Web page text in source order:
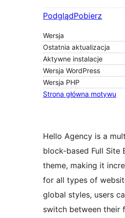
PodglądPobierz
Wersja
Ostatnia aktualizacja
Aktywne instalacje
Wersja WordPress
Wersja PHP
Strona główna motywu
Hello Agency is a
block-based Full Site
theme, making it
for all types of
global styles, users
switch between their